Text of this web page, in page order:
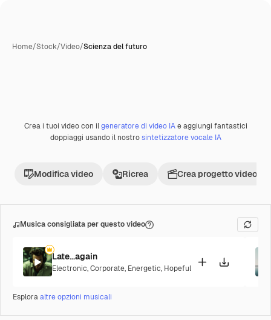
Home/Stock/Video/Scienza del futuro
Crea i tuoi video con ilgeneratore di video IAe aggiungi fantastici
doppiaggi usando il nostrosintetizzatore vocale IA
Modifica video Ricrea Crea progetto video
Musica consigliata per questo video
Late...again
Electronic,Corporate, Energetic, Hopeful
Esploraaltre opzioni musicali